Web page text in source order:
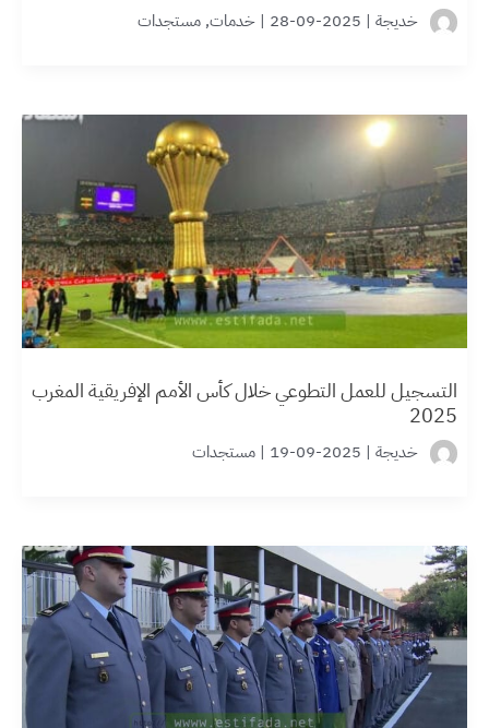
خديجة |
2025-09-28
|خدمات,مستجدات
التسجيل للعمل التطوعي خلال كأس الأمم الإفريقية المغرب
2025
خديجة |
2025-09-19
|مستجدات